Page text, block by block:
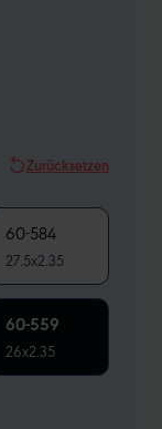
Zurücksetzen
60-584
27.5x2.35
60-559
26x2.35